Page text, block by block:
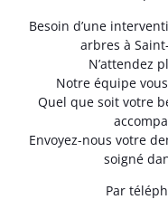
Besoin d’une
arbres à
N’attendez
Notre équipe
Quel que soit votre
Envoyez-nous votre
soigné
Par